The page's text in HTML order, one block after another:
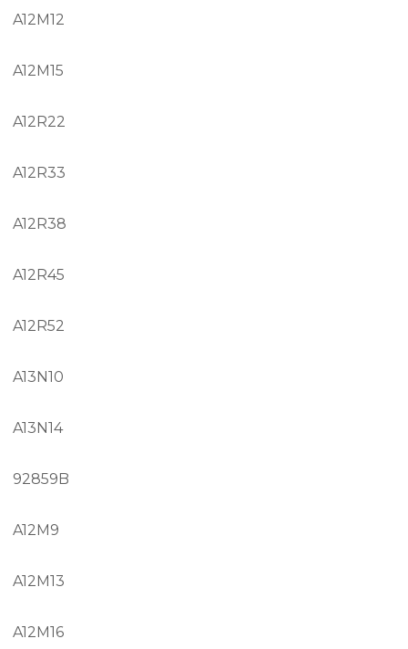
A12M12
A12M15
A12R22
A12R33
A12R38
A12R45
A12R52
A13N10
A13N14
92859B
A12M9
A12M13
A12M16